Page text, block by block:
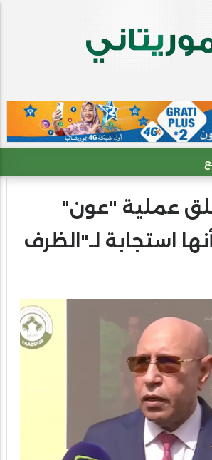
عملية "عون"
استجابة لـ"الظرف